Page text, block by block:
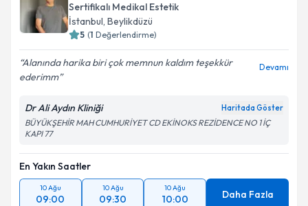
Sertifikalı Medikal Estetik
İstanbul, Beylikdüzü
5 (1 Değerlendirme)
Alanında harika biri çok memnun kaldım teşekkür
ederimm
Devamı
Dr Ali Aydın Kliniği Haritada Göster
BÜYÜKŞEHİR MAH CUMHURİYET CD EKİNOKS REZİDENCE NO 1 İÇ
KAPI 77
En Yakın Saatler
10 Ağu
09:00
10 Ağu
09:30
10 Ağu
10:00 Daha Fazla